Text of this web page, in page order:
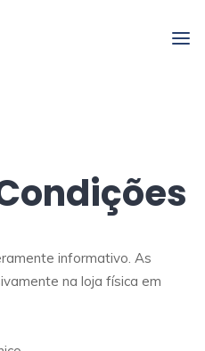
informativo. As
na loja física em